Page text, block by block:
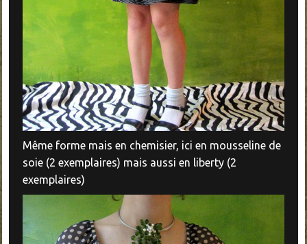
Même forme mais en chemisier, ici en mousseline de
soie (2 exemplaires) mais aussi en liberty (2
exemplaires)